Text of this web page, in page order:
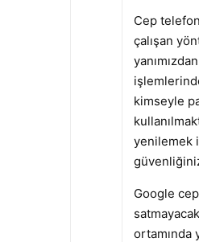
Cep
çalışan
kimseyle
yenilemek
Google
ortamında